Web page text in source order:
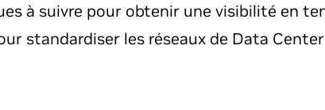
à suivre pour obtenir une visibilité en
standardiser les réseaux de Data